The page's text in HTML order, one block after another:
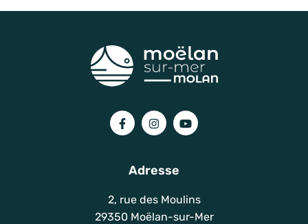
Lien vers le compte Facebook
Lien vers le compte Instagram
Lien vers la chaîne
Adresse
2, rue des Moulins
29350 Moëlan-sur-Mer